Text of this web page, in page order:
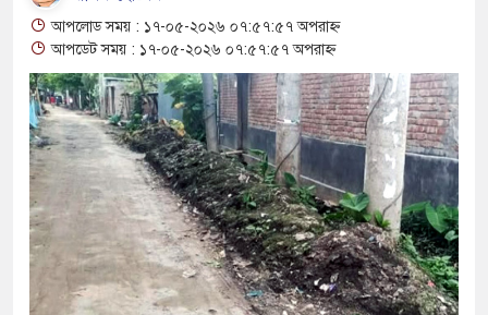
ইয়াবা, ট্যাপেন্টাডল ট্যাবলেট সহ মাদক কারবারী
মুখোমুখি সংঘর্ষে নিহত বেড়ে ৯
থেকে দ্বিতীয় দিন শেষ করল বাংলাদেশ
আরও ৩ শিশুর মৃত্যু
সেনাঘাঁটি ইরান সমর্থিত হুথির নিশানায়,
আপলোড সময় : ১৭-০৫-২০২৬ ০৭:৫৭:৫৭ অপরাহ্ন
আপডেট সময় : ১৭-০৫-২০২৬ ০৭:৫৭:৫৭ অপরাহ্ন